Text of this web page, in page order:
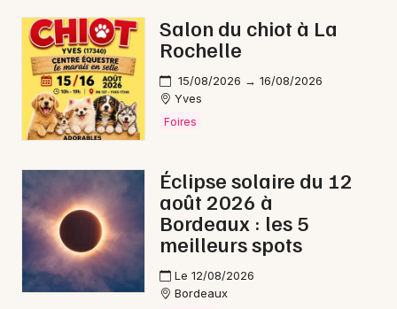
Sports
Soirées
Sorties famille
Sorties & loisirs
Humour en Gironde
Humour en Aquitaine
Paris
Strasbourg
Toulouse
Toutes les villes
Salon du chiot à La
Rochelle
15/08/2026 → 16/08/2026
Yves
Foires
Éclipse solaire du 12
août 2026 à
Bordeaux : les 5
meilleurs spots
Le 12/08/2026
Bordeaux